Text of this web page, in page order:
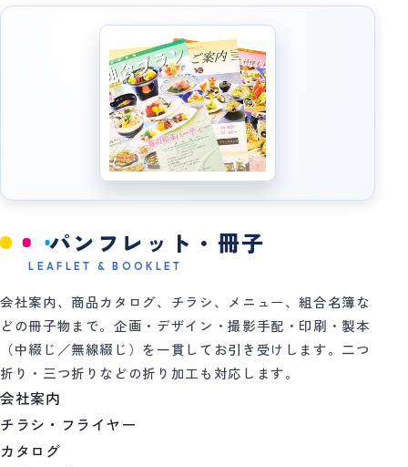
パンフレット・冊子
LEAFLET & BOOKLET
会社案内、商品カタログ、チラシ、メニュー、組合名簿な
どの冊子物まで。企画・デザイン・撮影手配・印刷・製本
（中綴じ／無線綴じ）を一貫してお引き受けします。二つ
折り・三つ折りなどの折り加工も対応します。
会社案内
チラシ・フライヤー
カタログ